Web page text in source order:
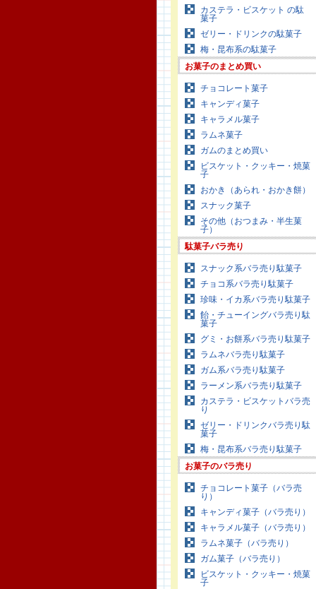
カステラ・ビスケット の駄
菓子
ゼリー・ドリンクの駄菓子
梅・昆布系の駄菓子
お菓子のまとめ買い
チョコレート菓子
キャンディ菓子
キャラメル菓子
ラムネ菓子
ガムのまとめ買い
ビスケット・クッキー・焼菓
子
おかき（あられ・おかき餅）
スナック菓子
その他（おつまみ・半生菓
子）
駄菓子バラ売り
スナック系バラ売り駄菓子
チョコ系バラ売り駄菓子
珍味・イカ系バラ売り駄菓子
飴・チューイングバラ売り駄
菓子
グミ・お餅系バラ売り駄菓子
ラムネバラ売り駄菓子
ガム系バラ売り駄菓子
ラーメン系バラ売り駄菓子
カステラ・ビスケットバラ売
り
ゼリー・ドリンクバラ売り駄
菓子
梅・昆布系バラ売り駄菓子
お菓子のバラ売り
チョコレート菓子（バラ売
り）
キャンディ菓子（バラ売り）
キャラメル菓子（バラ売り）
ラムネ菓子（バラ売り）
ガム菓子（バラ売り）
ビスケット・クッキー・焼菓
子